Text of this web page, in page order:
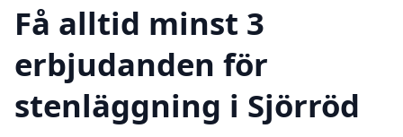
Få alltid minst 3
erbjudanden för
stenläggning i Sjörröd